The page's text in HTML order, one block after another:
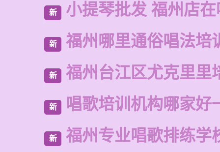
新 小提琴批发 福州店
新 福州哪里通俗唱法培
新 福州台江区尤克里里
新 唱歌培训机构哪家好
新 福州专业唱歌排练学